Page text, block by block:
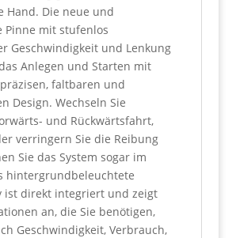
Hand. Die neue und
Pinne mit stufenlos
Geschwindigkeit und Lenkung
Anlegen und Starten mit
faltbaren und
Design. Wechseln Sie
und Rückwärtsfahrt,
verringern Sie die Reibung
Sie das System sogar im
hintergrundbeleuchtete
ist direkt integriert und zeigt
an, die Sie benötigen,
Geschwindigkeit, Verbrauch,